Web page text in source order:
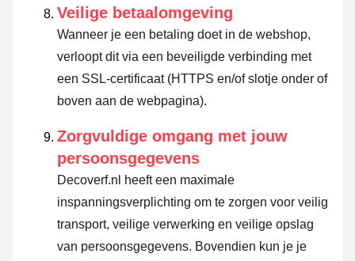
Veilige betaalomgeving
Wanneer je een betaling doet in de webshop,
verloopt dit via een beveiligde verbinding met
een SSL-certificaat (HTTPS en/of slotje onder of
boven aan de webpagina).
Zorgvuldige omgang met jouw
persoonsgegevens
Decoverf.nl heeft een maximale
inspanningsverplichting om te zorgen voor veilig
transport, veilige verwerking en veilige opslag
van persoonsgegevens. Bovendien kun je je